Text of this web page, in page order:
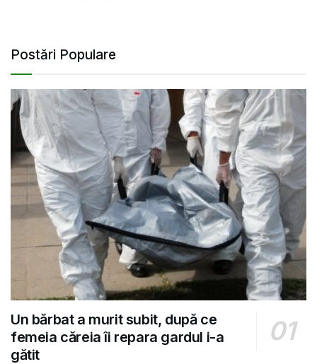
Postări Populare
Un bărbat a murit subit, după ce
femeia căreia îi repara gardul i-a
gătit